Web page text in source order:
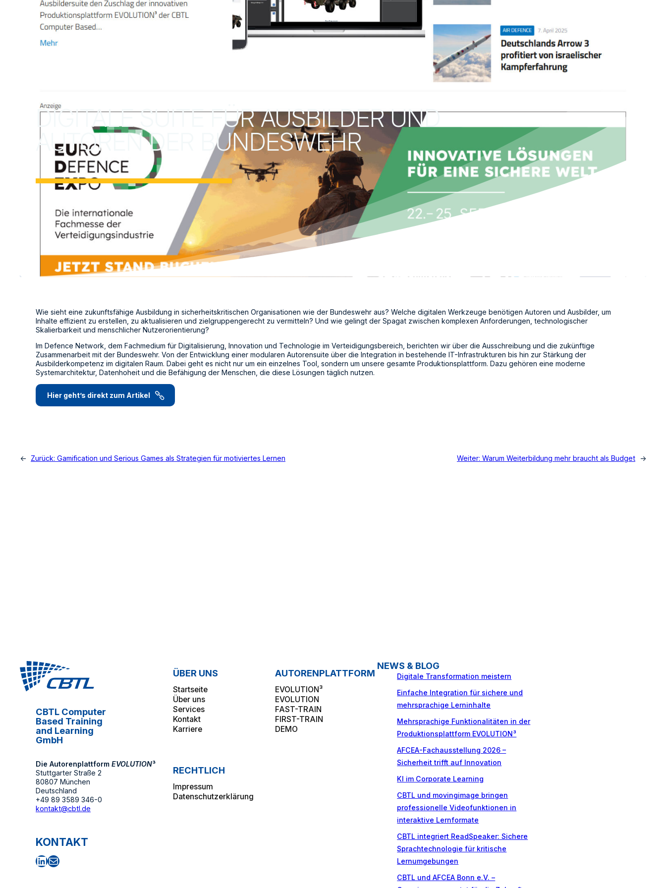
DIGITALE SUITE FÜR AUSBILDER UND
AUTOREN DER BUNDESWEHR
Wie sieht eine zukunftsfähige Ausbildung in sicherheitskritischen Organisationen wie der Bundeswehr aus? Welche digitalen Werkzeuge benötigen Autoren und Ausbilder, um
Inhalte effizient zu erstellen, zu aktualisieren und zielgruppengerecht zu vermitteln? Und wie gelingt der Spagat zwischen komplexen Anforderungen, technologischer
Skalierbarkeit und menschlicher Nutzerorientierung?
Im Defence Network, dem Fachmedium für Digitalisierung, Innovation und Technologie im Verteidigungsbereich, berichten wir über die Ausschreibung und die zukünftige
Zusammenarbeit mit der Bundeswehr. Von der Entwicklung einer modularen Autorensuite über die Integration in bestehende IT-Infrastrukturen bis hin zur Stärkung der
Ausbilderkompetenz im digitalen Raum. Dabei geht es nicht nur um ein einzelnes Tool, sondern um unsere gesamte Produktionsplattform. Dazu gehören eine moderne
Systemarchitektur, Datenhoheit und die Befähigung der Menschen, die diese Lösungen täglich nutzen.
Hier geht’s direkt zum Artikel
← Zurück: Gamification und Serious Games als Strategien für motiviertes Lernen Weiter: Warum Weiterbildung mehr braucht als Budget →
CBTL Computer
Based Training
and Learning
GmbH
Die Autorenplattform EVOLUTION³
Stuttgarter Straße 2
80807 München
Deutschland
+49 89 3589 346-0
kontakt@cbtl.de
KONTAKT
LinkedIn E-Mail
ÜBER UNS
Startseite
Über uns
Services
Kontakt
Karriere
RECHTLICH
Impressum
Datenschutzerklärung
AUTORENPLATTFORM
EVOLUTION³
EVOLUTION
FAST-TRAIN
FIRST-TRAIN
DEMO
NEWS & BLOG
Digitale Transformation meistern
Einfache Integration für sichere und
mehrsprachige Lerninhalte
Mehrsprachige Funktionalitäten in der
Produktionsplattform EVOLUTION³
AFCEA-Fachausstellung 2026 –
Sicherheit trifft auf Innovation
KI im Corporate Learning
CBTL und movingimage bringen
professionelle Videofunktionen in
interaktive Lernformate
CBTL integriert ReadSpeaker: Sichere
Sprachtechnologie für kritische
Lernumgebungen
CBTL und AFCEA Bonn e.V. –